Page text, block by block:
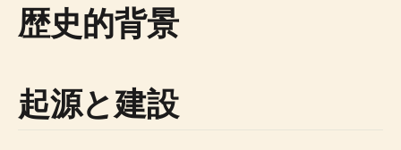
歴史的背景
起源と建設